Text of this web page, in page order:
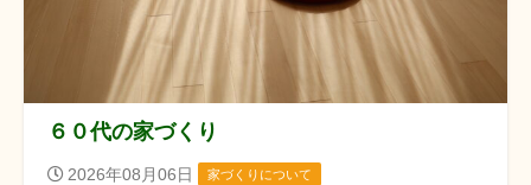
６０代の家づくり
2026年08月06日 家づくりについて